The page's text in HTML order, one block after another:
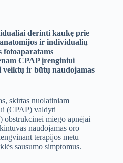
derinti kaukę prie
ir individualių
fotoaparatams
CPAP įrenginiui
ir būtų naudojamas
skirtas nuolatiniam
(CPAP) valdyti
obstrukcinei miego apnėjai
naudojamas oro
terapijos metu
sausumo simptomus.